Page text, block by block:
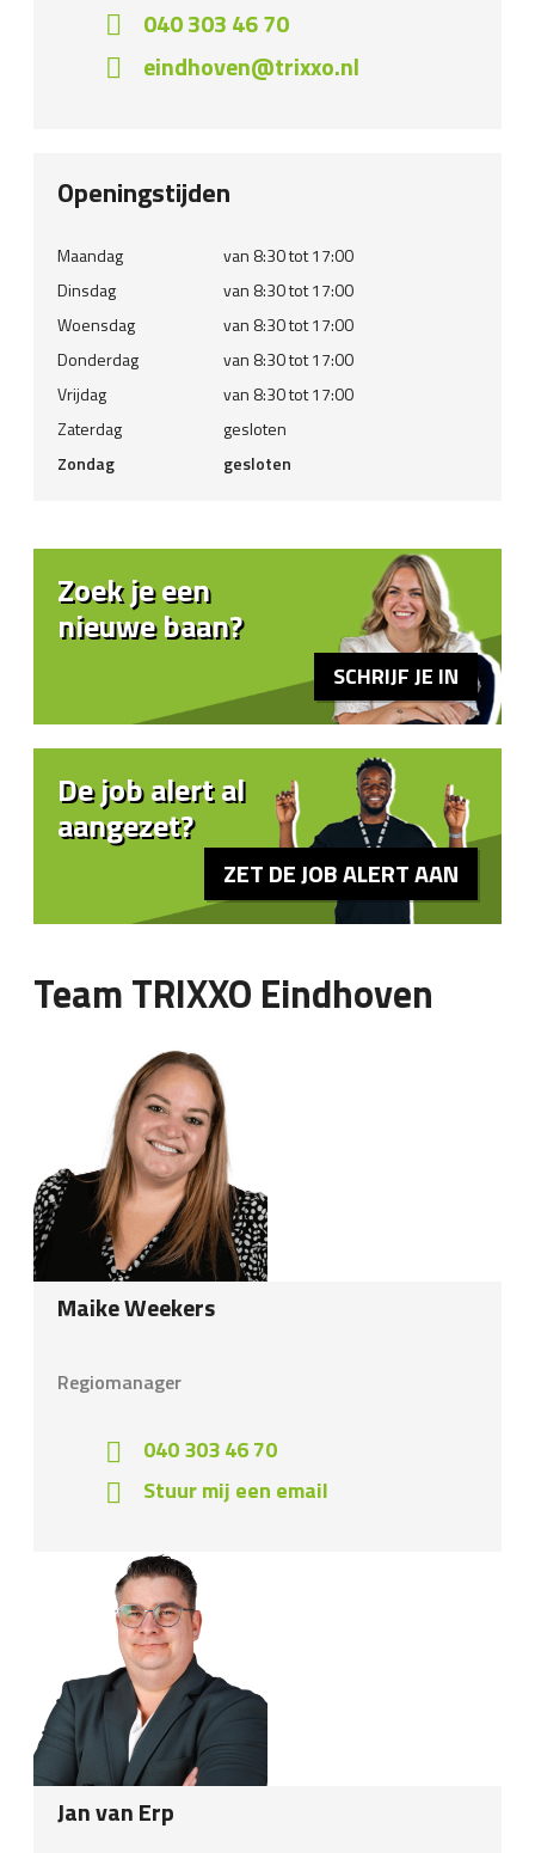
040 303 46 70
eindhoven@trixxo.nl
Openingstijden
Maandag
van 8:30 tot 17:00
Dinsdag
van 8:30 tot 17:00
Woensdag
van 8:30 tot 17:00
Donderdag
van 8:30 tot 17:00
Vrijdag
van 8:30 tot 17:00
Zaterdag
gesloten
Zondag
gesloten
Zoek je een
nieuwe baan?
SCHRIJF JE IN
De job alert al
aangezet?
ZET DE JOB ALERT AAN
Team TRIXXO Eindhoven
Maike Weekers
Regiomanager
040 303 46 70
Stuur mij een email
Jan van Erp